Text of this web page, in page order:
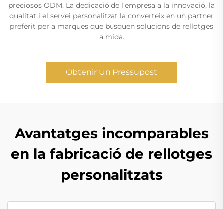
preciosos ODM. La dedicació de l'empresa a la innovació, la
qualitat i el servei personalitzat la converteix en un partner
preferit per a marques que busquen solucions de rellotges
a mida.
Obtenir Un Pressupost
Avantatges incomparables
en la fabricació de rellotges
personalitzats